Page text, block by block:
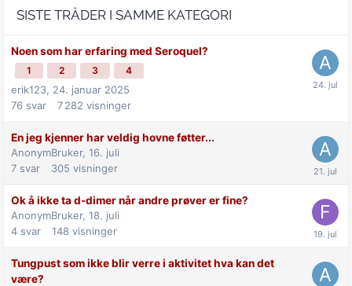
SISTE TRÅDER I SAMME KATEGORI
Noen som har erfaring med Seroquel?
1 2 3 4
erik123, 24. januar 2025
76 svar 7 282 visninger
En jeg kjenner har veldig hovne føtter...
AnonymBruker, 16. juli
7 svar 305 visninger
Ok å ikke ta d-dimer når andre prøver er fine?
AnonymBruker, 18. juli
4 svar 148 visninger
Tungpust som ikke blir verre i aktivitet hva kan det
være?